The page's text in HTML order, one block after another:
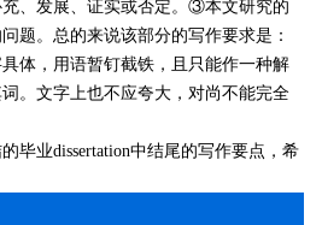
、发展、证实或否定。③本文研究的
题。 总的来说该部分的写作要求是：
体，用语暂钉截铁，且只能作一种解
。文字上也不应夸大，对尚不能完全
毕业dissertation中结尾的写作要点，希